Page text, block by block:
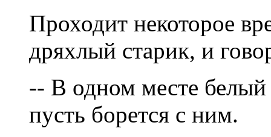
Проходит некоторое
дряхлый старик, и
-- В одном месте
пусть борется с ним.